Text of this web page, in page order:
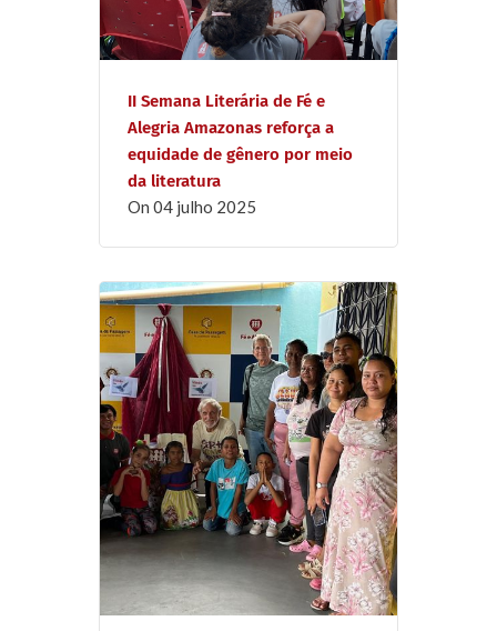
II Semana Literária de Fé e
Alegria Amazonas reforça a
equidade de gênero por meio
da literatura
on 04 julho 2025